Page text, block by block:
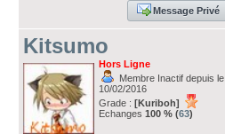
Message Privé
Kitsumo
Hors Ligne
Membre Inactif depuis le
10/02/2016
Grade : [Kuriboh]
Echanges 100 % (63)